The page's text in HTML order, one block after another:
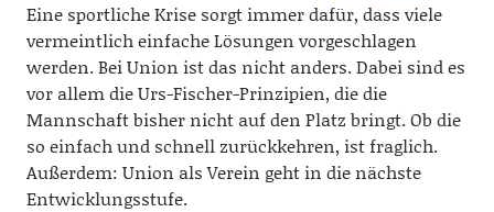
Eine sportliche Krise sorgt immer dafür, dass viele
vermeintlich einfache Lösungen vorgeschlagen
werden. Bei Union ist das nicht anders. Dabei sind es
vor allem die Urs-Fischer-Prinzipien, die die
Mannschaft bisher nicht auf den Platz bringt. Ob die
so einfach und schnell zurückkehren, ist fraglich.
Außerdem: Union als Verein geht in die nächste
Entwicklungsstufe.